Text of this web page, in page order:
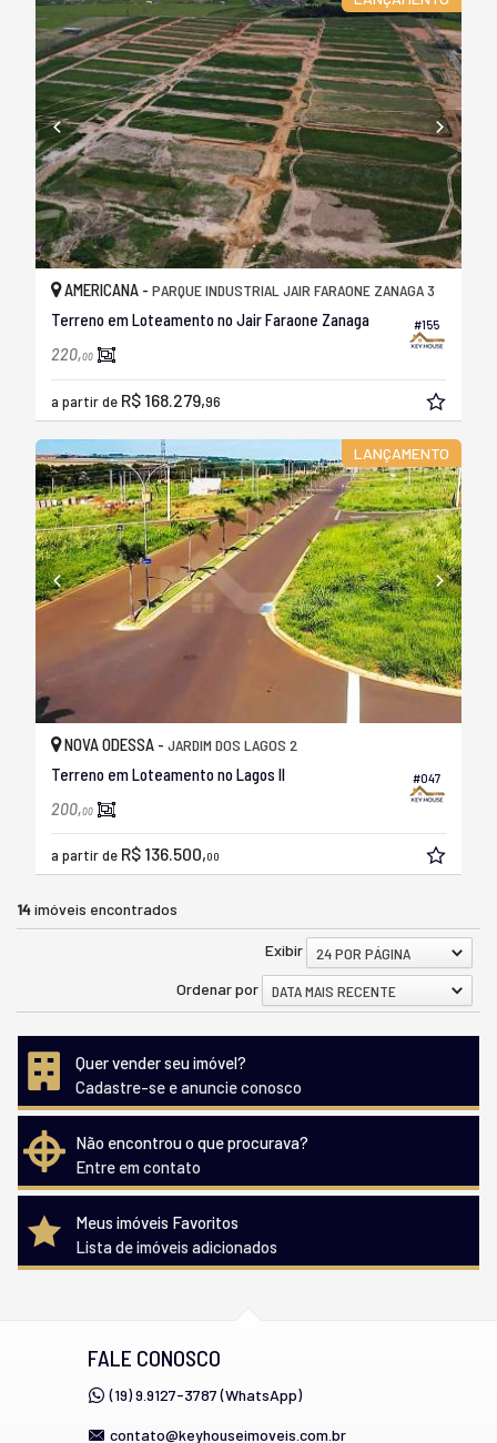
#155
AMERICANA - PARQUE INDUSTRIAL JAIR FARAONE ZANAGA 3
Terreno em Loteamento no Jair Faraone Zanaga
220,00
a partir de R$ 168.279,96
LANÇAMENTO
#047
NOVA ODESSA - JARDIM DOS LAGOS 2
Terreno em Loteamento no Lagos II
200,00
a partir de R$ 136.500,00
14imóveis encontrados
Exibir
24 POR PÁGINA
Ordenar por
DATA MAIS RECENTE
Quer vender seu imóvel?
Cadastre-se e anuncie conosco
Não encontrou o que procurava?
Entre em contato
Meus imóveis Favoritos
Lista de imóveis adicionados
FALE CONOSCO
(19) 9.9127-3787 (WhatsApp)
contato@keyhouseimoveis.com.br